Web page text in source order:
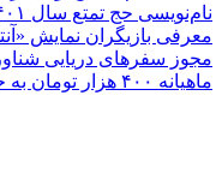
نام‌نویسی حج تمتع سال ۱۴۰۱ آغاز شد
معرفی بازیگران نمایش
مجوز سفرهای دریایی
ماهیانه ۴۰۰ هزار تومان به حساب هر نفر واریز می‌شود